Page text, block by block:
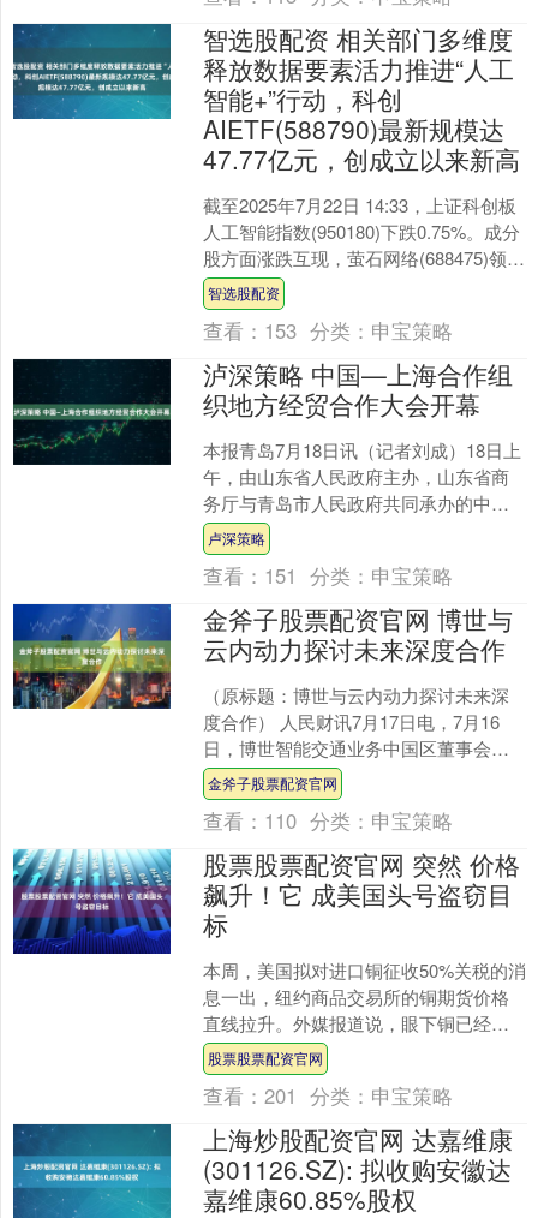
智选股配资 相关部门多维度
释放数据要素活力推进“人工
智能+”行动，科创
AIETF(588790)最新规模达
47.77亿元，创成立以来新高
截至2025年7月22日 14:33，上证科创板
人工智能指数(950180)下跌0.75%。成分
股方面涨跌互现，萤石网络(688475)领涨
2.69%，寒武纪(....
智选股配资
查看： 153 分类： 申宝策略
泸深策略 中国—上海合作组
织地方经贸合作大会开幕
本报青岛7月18日讯（记者刘成）18日上
午，由山东省人民政府主办，山东省商
务厅与青岛市人民政府共同承办的中国
—上海合作组织地方经贸合作大会在青
岛·上合之珠国际博....
卢深策略
查看： 151 分类： 申宝策略
金斧子股票配资官网 博世与
云内动力探讨未来深度合作
（原标题：博世与云内动力探讨未来深
度合作） 人民财讯7月17日电，7月16
日，博世智能交通业务中国区董事会总
裁，博世动力系统事业部中国区总裁，
博世动力总成有限公....
金斧子股票配资官网
查看： 110 分类： 申宝策略
股票股票配资官网 突然 价格
飙升！它 成美国头号盗窃目
标
本周，美国拟对进口铜征收50%关税的消
息一出，纽约商品交易所的铜期货价格
直线拉升。外媒报道说，眼下铜已经成
为美国“头号新兴盗窃目标”。 铜可广泛应
用于数据中心、....
股票股票配资官网
查看：201 分类： 申宝策略
上海炒股配资官网 达嘉维康
(301126.SZ): 拟收购安徽达
嘉维康60.85%股权